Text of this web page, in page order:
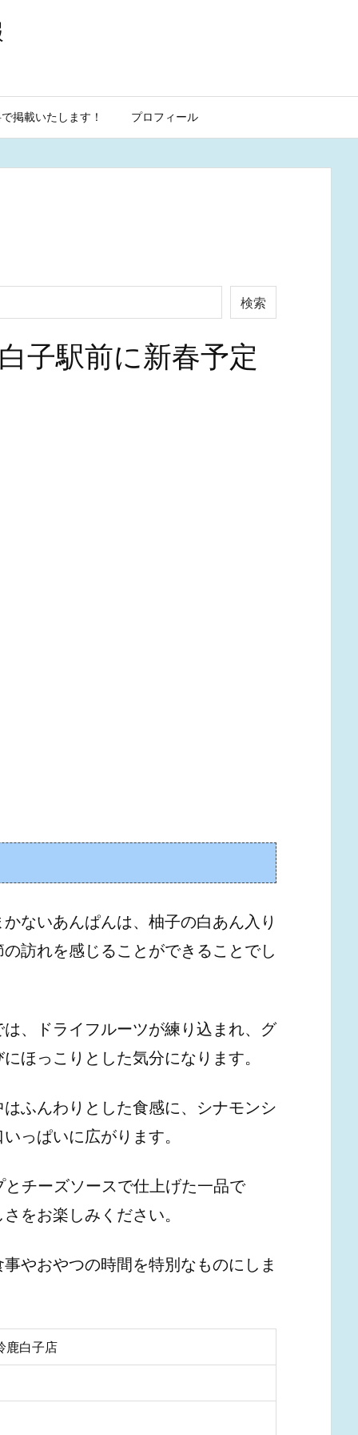
掲載いたします！ プロフィール
検索
駅前に新春予定
ないあんぱんは、柚子の白あん入り
訪れを感じることができることでし
、ドライフルーツが練り込まれ、グ
ほっこりとした気分になります。
ふんわりとした食感に、シナモンシ
っぱいに広がります。
チーズソースで仕上げた一品で
をお楽しみください。
やおやつの時間を特別なものにしま
白子店